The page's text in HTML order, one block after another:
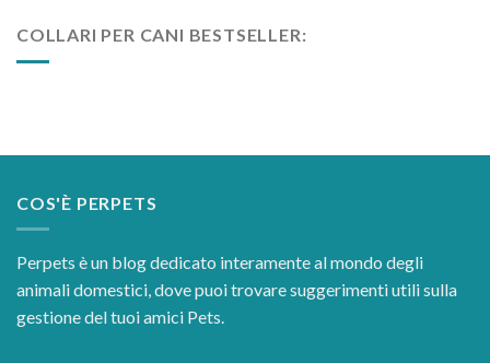
COLLARI PER CANI BESTSELLER:
COS'È PERPETS
Perpets è un blog dedicato interamente al mondo degli
animali domestici, dove puoi trovare suggerimenti utili sulla
gestione del tuoi amici Pets.